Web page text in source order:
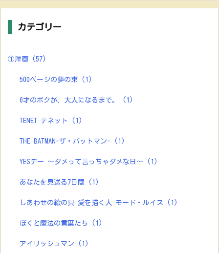
カテゴリー
①洋画 (57)
500ページの夢の束 (1)
6才のボクが、大人になるまで。 (1)
TENET テネット (1)
THE BATMAN-ザ・バットマン- (1)
YESデー ～ダメって言っちゃダメな日～ (1)
あなたを見送る7日間 (1)
しあわせの絵の具 愛を描く人 モード・ルイス (1)
ぼくと魔法の言葉たち (1)
アイリッシュマン (1)